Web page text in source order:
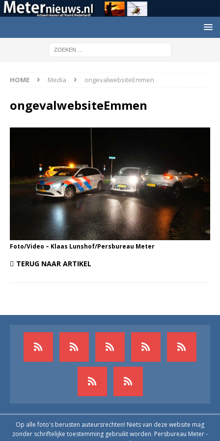
HOME Media ongevalwebsiteEmmen
ongevalwebsiteEmmen
Foto/Video – Klaas Lunshof/Persbureau Meter
TERUG NAAR ARTIKEL
Op alle foto's berusten auteursrechten! Niets van deze website mag
zonder schriftelijke toestemming gebruikt worden. Persbureau Meter -